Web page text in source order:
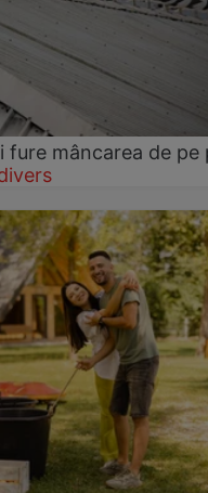
mâncarea de pe